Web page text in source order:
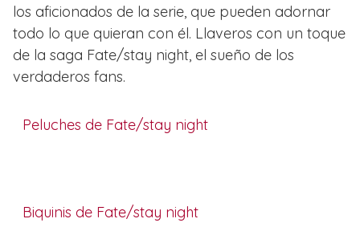
los aficionados de la serie, que pueden adornar
todo lo que quieran con él. Llaveros con un toque
de la saga Fate/stay night, el sueño de los
verdaderos fans.
Peluches de Fate/stay night
Biquinis de Fate/stay night